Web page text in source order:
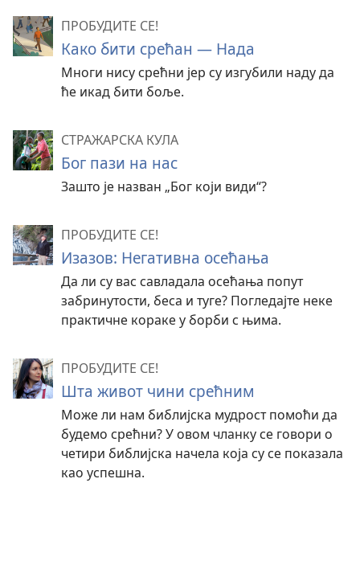
ПРОБУДИТЕ СЕ!
Како бити срећан — Нада
Многи нису срећни јер су изгубили наду да
ће икад бити боље.
СТРАЖАРСКА КУЛА
Бог пази на нас
Зашто је назван „Бог који види“?
ПРОБУДИТЕ СЕ!
Изазов: Негативна осећања
Да ли су вас савладала осећања попут
забринутости, беса и туге? Погледајте неке
практичне кораке у борби с њима.
ПРОБУДИТЕ СЕ!
Шта живот чини срећним
Може ли нам библијска мудрост помоћи да
будемо срећни? У овом чланку се говори о
четири библијска начела која су се показала
као успешна.